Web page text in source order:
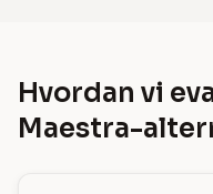
Hvordan vi
Maestra-